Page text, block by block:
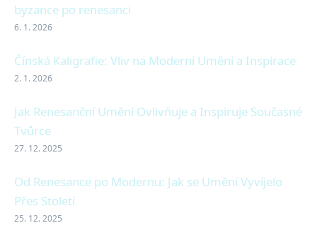
byzance po renesanci
6. 1. 2026
Čínská Kaligrafie: Vliv na Moderní Umění a Inspirace
2. 1. 2026
Jak Renesanční Umění Ovlivňuje a Inspiruje Současné
Tvůrce
27. 12. 2025
Od Renesance po Modernu: Jak se Umění Vyvíjelo
Přes Století
25. 12. 2025